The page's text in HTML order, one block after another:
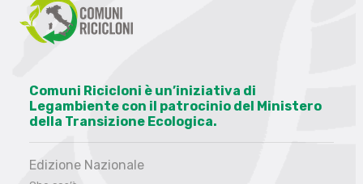
Comuni Ricicloni è un’iniziativa di
Legambiente con il patrocinio del Ministero
della Transizione Ecologica.
Edizione Nazionale